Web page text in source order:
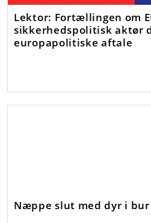
Lektor: Fortællingen om
sikkerhedspolitisk aktør
europapolitiske aftale
Næppe slut med dyr i bur